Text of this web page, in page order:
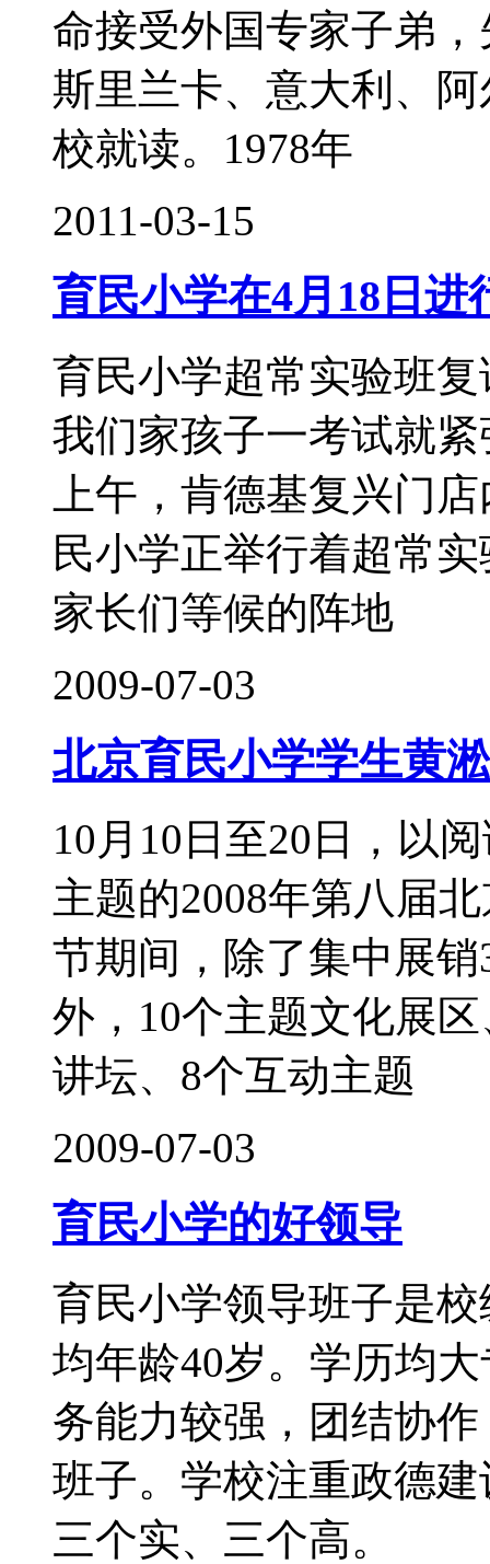
命接受外国专家子弟
斯里兰卡、意大利、
校就读。1978年
2011-03-15
育民小学在4月18日进
育民小学超常实验班
我们家孩子一考试就
上午，肯德基复兴门
民小学正举行着超常
家长们等候的阵地
2009-07-03
北京育民小学学生黄
10月10日至20日，以
主题的2008年第八届
节期间，除了集中展
外，10个主题文化展
讲坛、8个互动主题
2009-07-03
育民小学的好领导
育民小学领导班子是
均年龄40岁。学历均
务能力较强，团结协
班子。学校注重政德
三个实、三个高。